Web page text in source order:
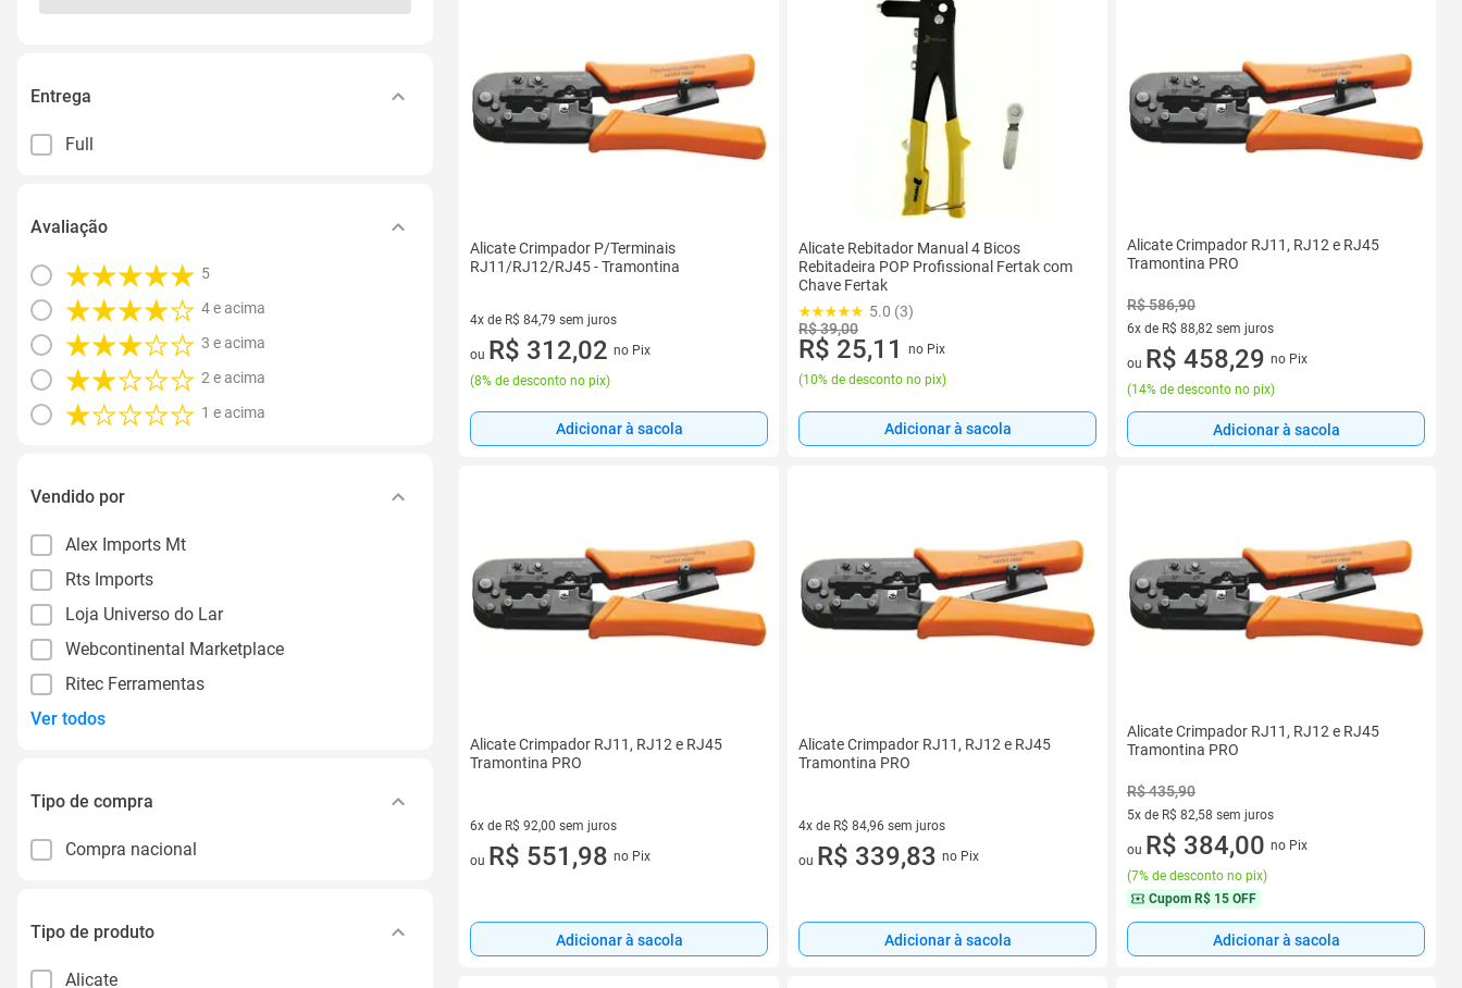
Entrega
Full
Avaliação
5
4 e acima
3 e acima
2 e acima
1 e acima
Vendido por
Alex Imports Mt
Rts Imports
Loja Universo do Lar
Webcontinental Marketplace
Ritec Ferramentas
Ver todos
Tipo de compra
Compra nacional
Tipo de produto
Alicate
Alicate Crimpador P/Terminais
RJ11/RJ12/RJ45 - Tramontina
4x de R$ 84,79 sem juros
4 vez de R$ 84,79 sem juros
ou R$ 312,02 no Pix
(8% de desconto no pix)
Adicionar à sacola
Alicate Rebitador Manual 4 Bicos
Rebitadeira POP Profissional Fertak com
Chave Fertak
5.0 (3)
R$ 39,00
R$ 25,11
no Pix
(10% de desconto no pix)
Adicionar à sacola
Alicate Crimpador RJ11, RJ12 e RJ45
Tramontina PRO
R$ 586,90
6x de R$ 88,82 sem juros
6 vez de R$ 88,82 sem juros
ou R$ 458,29 no Pix
(14% de desconto no pix)
Adicionar à sacola
Alicate Crimpador RJ11, RJ12 e RJ45
Tramontina PRO
6x de R$ 92,00 sem juros
6 vez de R$ 92,00 sem juros
ou R$ 551,98 no Pix
Adicionar à sacola
Alicate Crimpador RJ11, RJ12 e RJ45
Tramontina PRO
4x de R$ 84,96 sem juros
4 vez de R$ 84,96 sem juros
ou R$ 339,83 no Pix
Adicionar à sacola
Alicate Crimpador RJ11, RJ12 e RJ45
Tramontina PRO
R$ 435,90
5x de R$ 82,58 sem juros
5 vez de R$ 82,58 sem juros
ou R$ 384,00 no Pix
(7% de desconto no pix)
Cupom R$ 15 OFF
Adicionar à sacola